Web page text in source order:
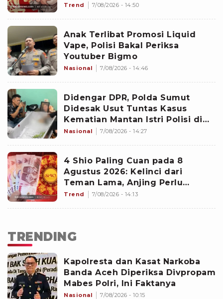
Trend 7/08/2026 - 14:50
Anak Terlibat Promosi Liquid
Vape, Polisi Bakal Periksa
Youtuber Bigmo
Nasional 7/08/2026 - 14:46
Didengar DPR, Polda Sumut
Didesak Usut Tuntas Kasus
Kematian Mantan Istri Polisi di
Medan
Nasional 7/08/2026 - 14:27
4 Shio Paling Cuan pada 8
Agustus 2026: Kelinci dari
Teman Lama, Anjing Perlu
Waspada
Trend 7/08/2026 - 14:13
TRENDING
Kapolresta dan Kasat Narkoba
Banda Aceh Diperiksa Divpropam
Mabes Polri, Ini Faktanya
Nasional 7/08/2026 - 10:15